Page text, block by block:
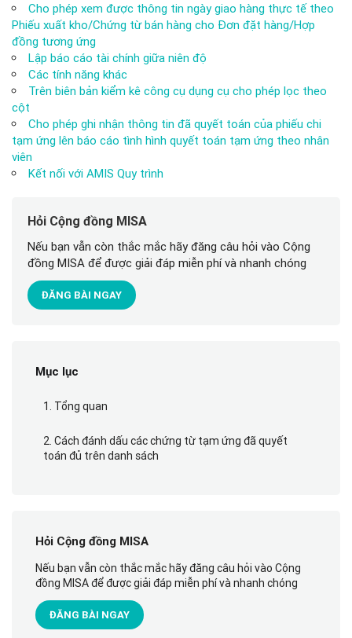
Cho phép xem được thông tin ngày giao hàng thực tế theo
Phiếu xuất kho/Chứng từ bán hàng cho Đơn đặt hàng/Hợp
đồng tương ứng
Lập báo cáo tài chính giữa niên độ
Các tính năng khác
Trên biên bản kiểm kê công cụ dụng cụ cho phép lọc theo
cột
Cho phép ghi nhận thông tin đã quyết toán của phiếu chi
tạm ứng lên báo cáo tình hình quyết toán tạm ứng theo nhân
viên
Kết nối với AMIS Quy trình
Hỏi Cộng đồng MISA
Nếu bạn vẫn còn thắc mắc hãy đăng câu hỏi vào Cộng
đồng MISA để được giải đáp miễn phí và nhanh chóng
ĐĂNG BÀI NGAY
Mục lục
1. Tổng quan
2. Cách đánh dấu các chứng từ tạm ứng đã quyết
toán đủ trên danh sách
Hỏi Cộng đồng MISA
Nếu bạn vẫn còn thắc mắc hãy đăng câu hỏi vào Cộng
đồng MISA để được giải đáp miễn phí và nhanh chóng
ĐĂNG BÀI NGAY